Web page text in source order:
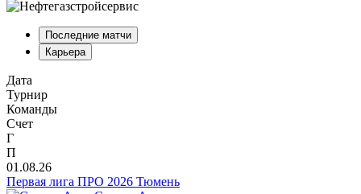
Последние матчи
Карьера
Дата
Турнир
Команды
Счет
Г
П
01.08.26
Первая лига ПРО 2026 Тюмень